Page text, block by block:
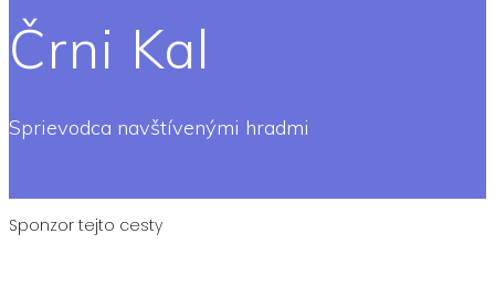
Črni Kal
Sprievodca navštívenými hradmi
Sponzor tejto cesty